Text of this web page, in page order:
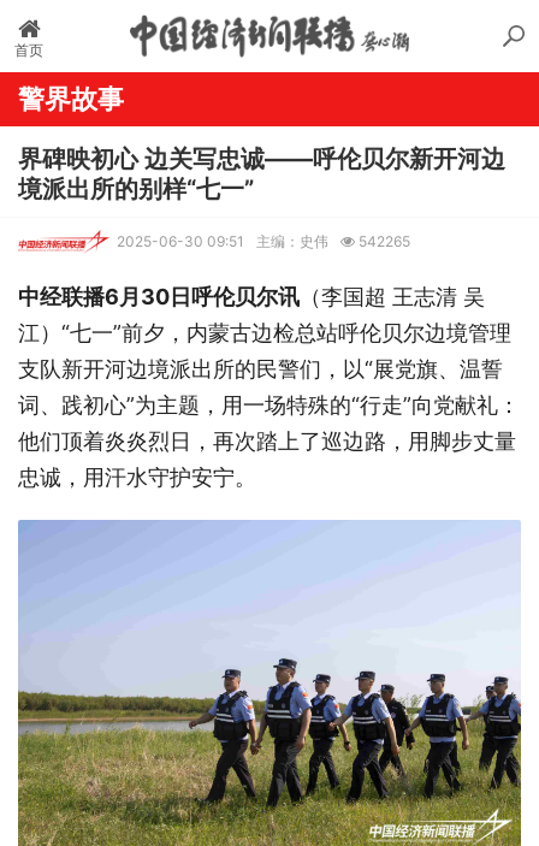
首页
警界故事
界碑映初心 边关写忠诚——呼伦贝尔新开河边
境派出所的别样“七一”
2025-06-30 09:51 主编：史伟 542265
中经联播6月30日呼伦贝尔讯 （李国超 王志清 吴
江）“七一”前夕，内蒙古边检总站呼伦贝尔边境管理
支队新开河边境派出所的民警们，以“展党旗、温誓
词、践初心”为主题，用一场特殊的“行走”向党献礼：
他们顶着炎炎烈日，再次踏上了巡边路，用脚步丈量
忠诚，用汗水守护安宁。